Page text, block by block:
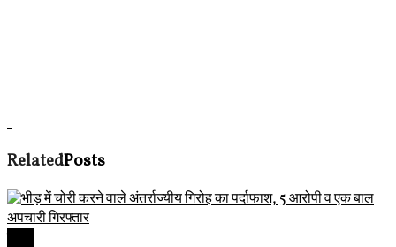
RelatedPosts